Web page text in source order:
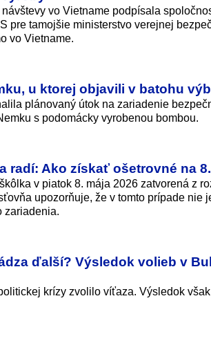
vo Vietname podpísala
pre tamojšie ministerstvo verejnej
vo Vietname.
u ktorej objavili v batohu
plánovaný útok na zariadenie
s podomácky vyrobenou bombou.
radí: Ako získať ošetrovné na
v piatok 8. mája 2026 zatvorená z
upozorňuje, že v tomto prípade nie
zariadenia.
ďalší? Výsledok volieb v
krízy zvolilo víťaza. Výsledok